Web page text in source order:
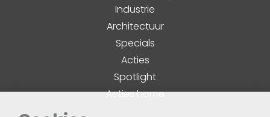
Industrie
Architectuur
Specials
Acties
Spotlight
Acties home